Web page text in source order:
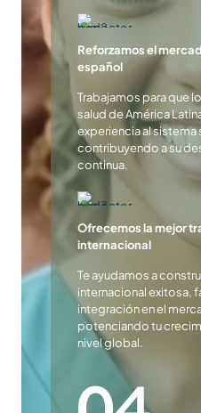
Reforzamos el
español
Trabajamos para que
salud de América
experiencia al sistema
contribuyendo a su
continua.
Ofrecemos la mejor
internacional
Te ayudamos a
internacional exitosa,
integración en el
potenciando tu
nivel global.